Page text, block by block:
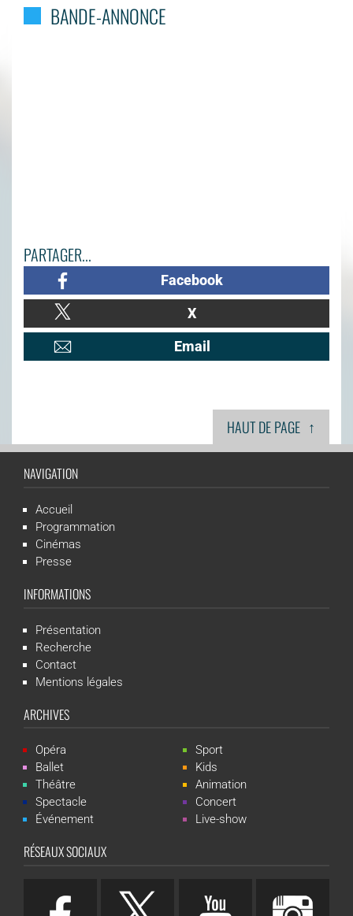
BANDE-ANNONCE
PARTAGER...
Facebook
X
Email
HAUT DE PAGE ↑
NAVIGATION
Accueil
Programmation
Cinémas
Presse
INFORMATIONS
Présentation
Recherche
Contact
Mentions légales
ARCHIVES
Opéra
Ballet
Théâtre
Spectacle
Événement
Sport
Kids
Animation
Concert
Live-show
RÉSEAUX SOCIAUX